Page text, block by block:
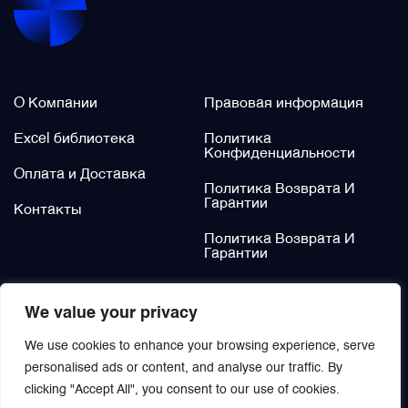
We value your privacy
We use cookies to enhance your browsing experience, serve
personalised ads or content, and analyse our traffic. By
clicking "Accept All", you consent to our use of cookies.
О Компании
Excel библиотека
Оплата и Доставка
Контакты
Правовая информация
Политика
Конфиденциальности
Политика Возврата И
Гарантии
Политика Возврата И
Гарантии
Щётки (угольные щётки)